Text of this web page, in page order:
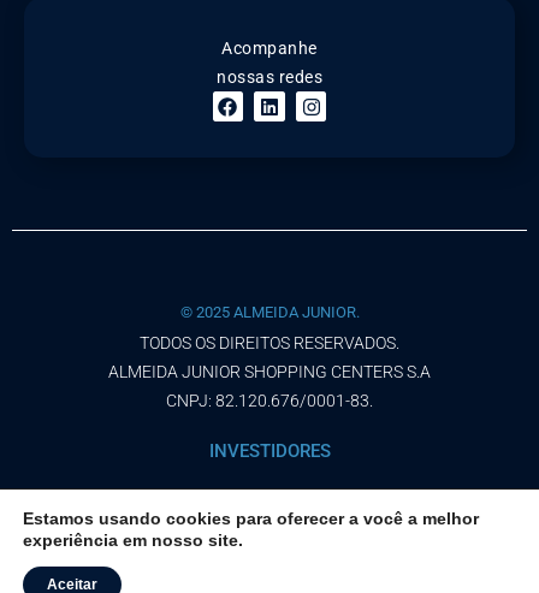
Acompanhe
nossas redes
© 2025 ALMEIDA JUNIOR.
TODOS OS DIREITOS RESERVADOS.
ALMEIDA JUNIOR SHOPPING CENTERS S.A
CNPJ: 82.120.676/0001-83.
INVESTIDORES
TERMOS DE USO
Estamos usando cookies para oferecer a você a melhor
experiência em nosso site.
Aceitar